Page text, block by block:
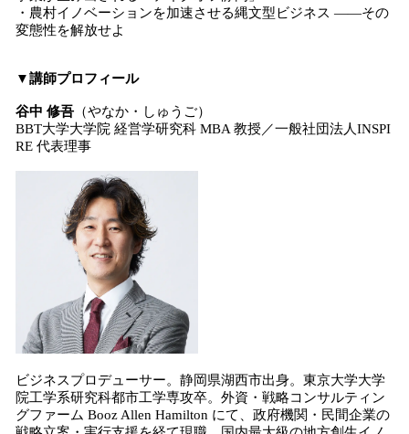
・農村イノベーションを加速させる縄文型ビジネス ——その
変態性を解放せよ
▼講師プロフィール
谷中 修吾 （やなか・しゅうご）
BBT大学大学院 経営学研究科 MBA 教授／一般社団法人INSPI
RE 代表理事
ビジネスプロデューサー。静岡県湖西市出身。東京大学大学
院工学系研究科都市工学専攻卒。外資・戦略コンサルティン
グファーム Booz Allen Hamilton にて、政府機関・民間企業の